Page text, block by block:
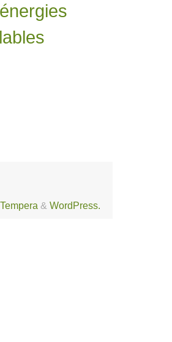
énergies
Tempera & WordPress.